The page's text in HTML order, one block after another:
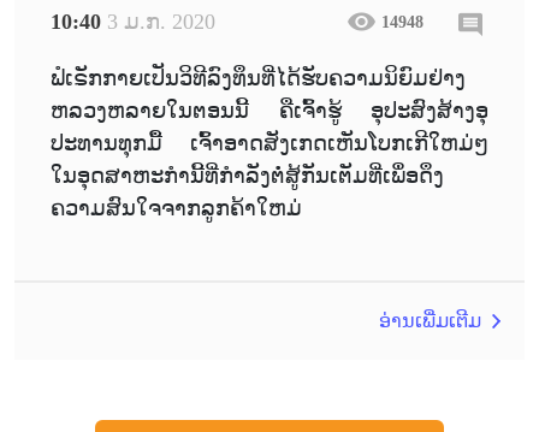
10:40 3 ມ.ກ. 2020 14948
ຟໍເຣັກກາຍເປັນວິທີລົງທຶນທີ່ໄດ້ຮັບຄວາມນິຍົມຢ່າງ
ຫລວງຫລາຍໃນຕອນນີ້ ຄືເຈົ້າຮູ້ ອຸປະສົງສ້າງອຸ
ປະທານທຸກມື້ ເຈົ້າອາດສັງເກດເຫັນໂບກເກີໃຫມ່ໆ
ໃນອຸດສາຫະກຳນີ້ທີ່ກຳລັງຕໍ່ສູ້ກັນເຕັມທີ່ເພຶ່ອດຶງ
ຄວາມສົນໃຈຈາກລູກຄ້າໃຫມ່
ອ່ານເພີ່ມເຕີມ